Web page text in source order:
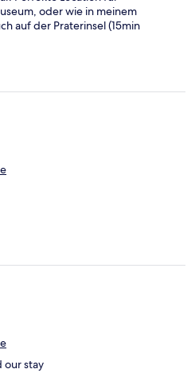
oder wie in meinem
auf der Praterinsel (15min
our stay